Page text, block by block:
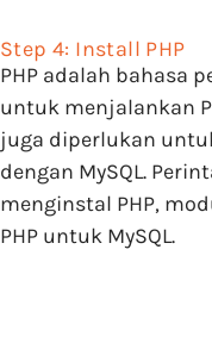
Step 4: Install PHP
PHP adalah bahasa
untuk menjalankan
juga diperlukan
dengan MySQL.
menginstal PHP,
PHP untuk MySQL.